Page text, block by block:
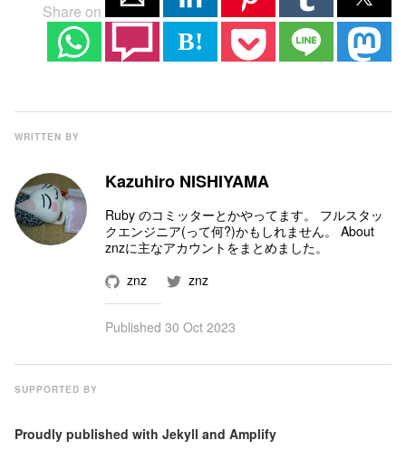
Share on
B!
WRITTEN BY
Kazuhiro NISHIYAMA
Ruby のコミッターとかやってます。 フルスタッ
クエンジニア(って何?)かもしれません。 About
znzに主なアカウントをまとめました。
znz
znz
Published 30 Oct 2023
SUPPORTED BY
Proudly published with Jekyll and Amplify